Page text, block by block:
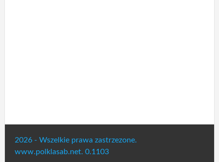
2026 - Wszelkie prawa zastrzezone.
www.polklasab.net. 0.1103